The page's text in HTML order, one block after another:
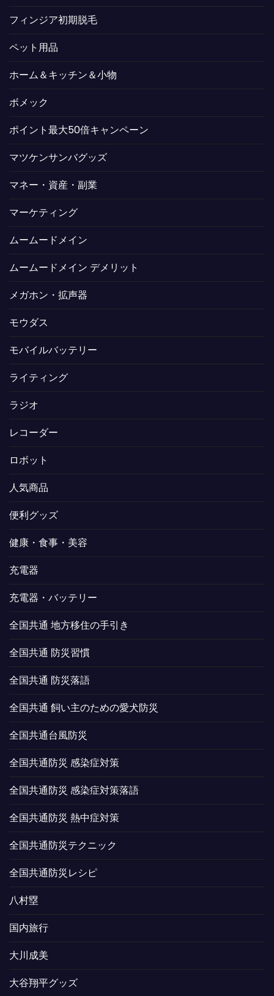
フィンジア初期脱毛
ペット用品
ホーム＆キッチン＆小物
ボメック
ポイント最大50倍キャンペーン
マツケンサンバグッズ
マネー・資産・副業
マーケティング
ムームードメイン
ムームードメイン デメリット
メガホン・拡声器
モウダス
モバイルバッテリー
ライティング
ラジオ
レコーダー
ロボット
人気商品
便利グッズ
健康・食事・美容
充電器
充電器・バッテリー
全国共通 地方移住の手引き
全国共通 防災習慣
全国共通 防災落語
全国共通 飼い主のための愛犬防災
全国共通台風防災
全国共通防災 感染症対策
全国共通防災 感染症対策落語
全国共通防災 熱中症対策
全国共通防災テクニック
全国共通防災レシピ
八村塁
国内旅行
大川成美
大谷翔平グッズ